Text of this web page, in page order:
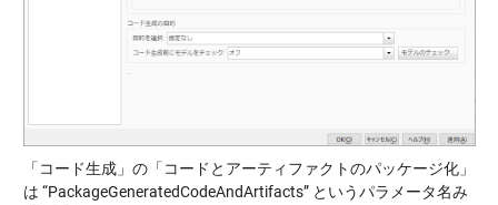
「コード生成」の「コードとアーティファクトのパッケージ化」
は “PackageGeneratedCodeAndArtifacts” というパラメータ名み